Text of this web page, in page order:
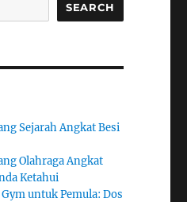
SEARCH
Sejarah Angkat Besi
Olahraga Angkat
Ketahui
untuk Pemula: Dos